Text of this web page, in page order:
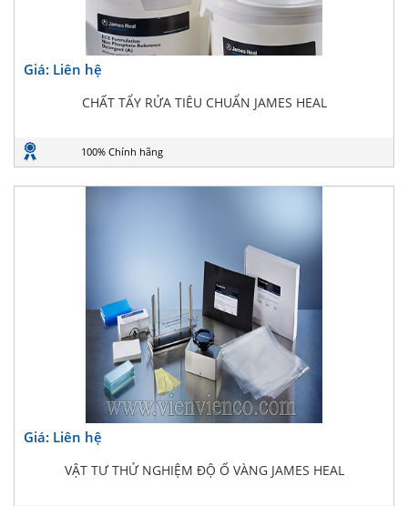
Giá: Liên hệ
CHẤT TẨY RỬA TIÊU CHUẨN JAMES HEAL
100% Chính hãng
Giá: Liên hệ
VẬT TƯ THỬ NGHIỆM ĐỘ Ố VÀNG JAMES HEAL